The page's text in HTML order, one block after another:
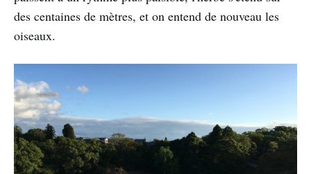
des centaines de mètres, et on entend de nouveau les
oiseaux.